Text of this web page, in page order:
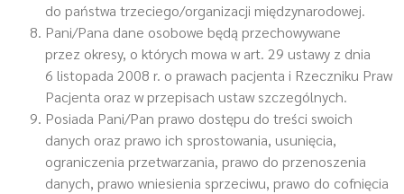
do państwa trzeciego/organizacji międzynarodowej.
Pani/Pana dane osobowe będą przechowywane
przez okresy, o których mowa w art. 29 ustawy z dnia
6 listopada 2008 r. o prawach pacjenta i Rzeczniku Praw
Pacjenta oraz w przepisach ustaw szczególnych.
Posiada Pani/Pan prawo dostępu do treści swoich
danych oraz prawo ich sprostowania, usunięcia,
ograniczenia przetwarzania, prawo do przenoszenia
danych, prawo wniesienia sprzeciwu, prawo do cofnięcia